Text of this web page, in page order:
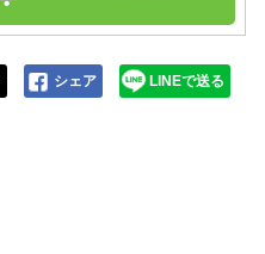
シェア LINEで送る